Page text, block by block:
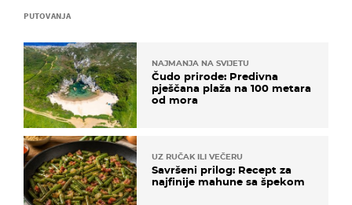
PUTOVANJA
NAJMANJA NA SVIJETU
Čudo prirode: Predivna
pješčana plaža na 100 metara
od mora
UZ RUČAK ILI VEČERU
Savršeni prilog: Recept za
najfinije mahune sa špekom